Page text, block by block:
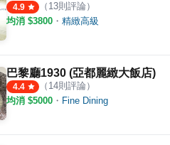
4.9 （ 13則評論）
均消 $3800 ・ 精緻高級
巴黎廳1930 (亞都麗緻大飯店)
4.4 （ 14則評論）
均消 $5000 ・ Fine Dining